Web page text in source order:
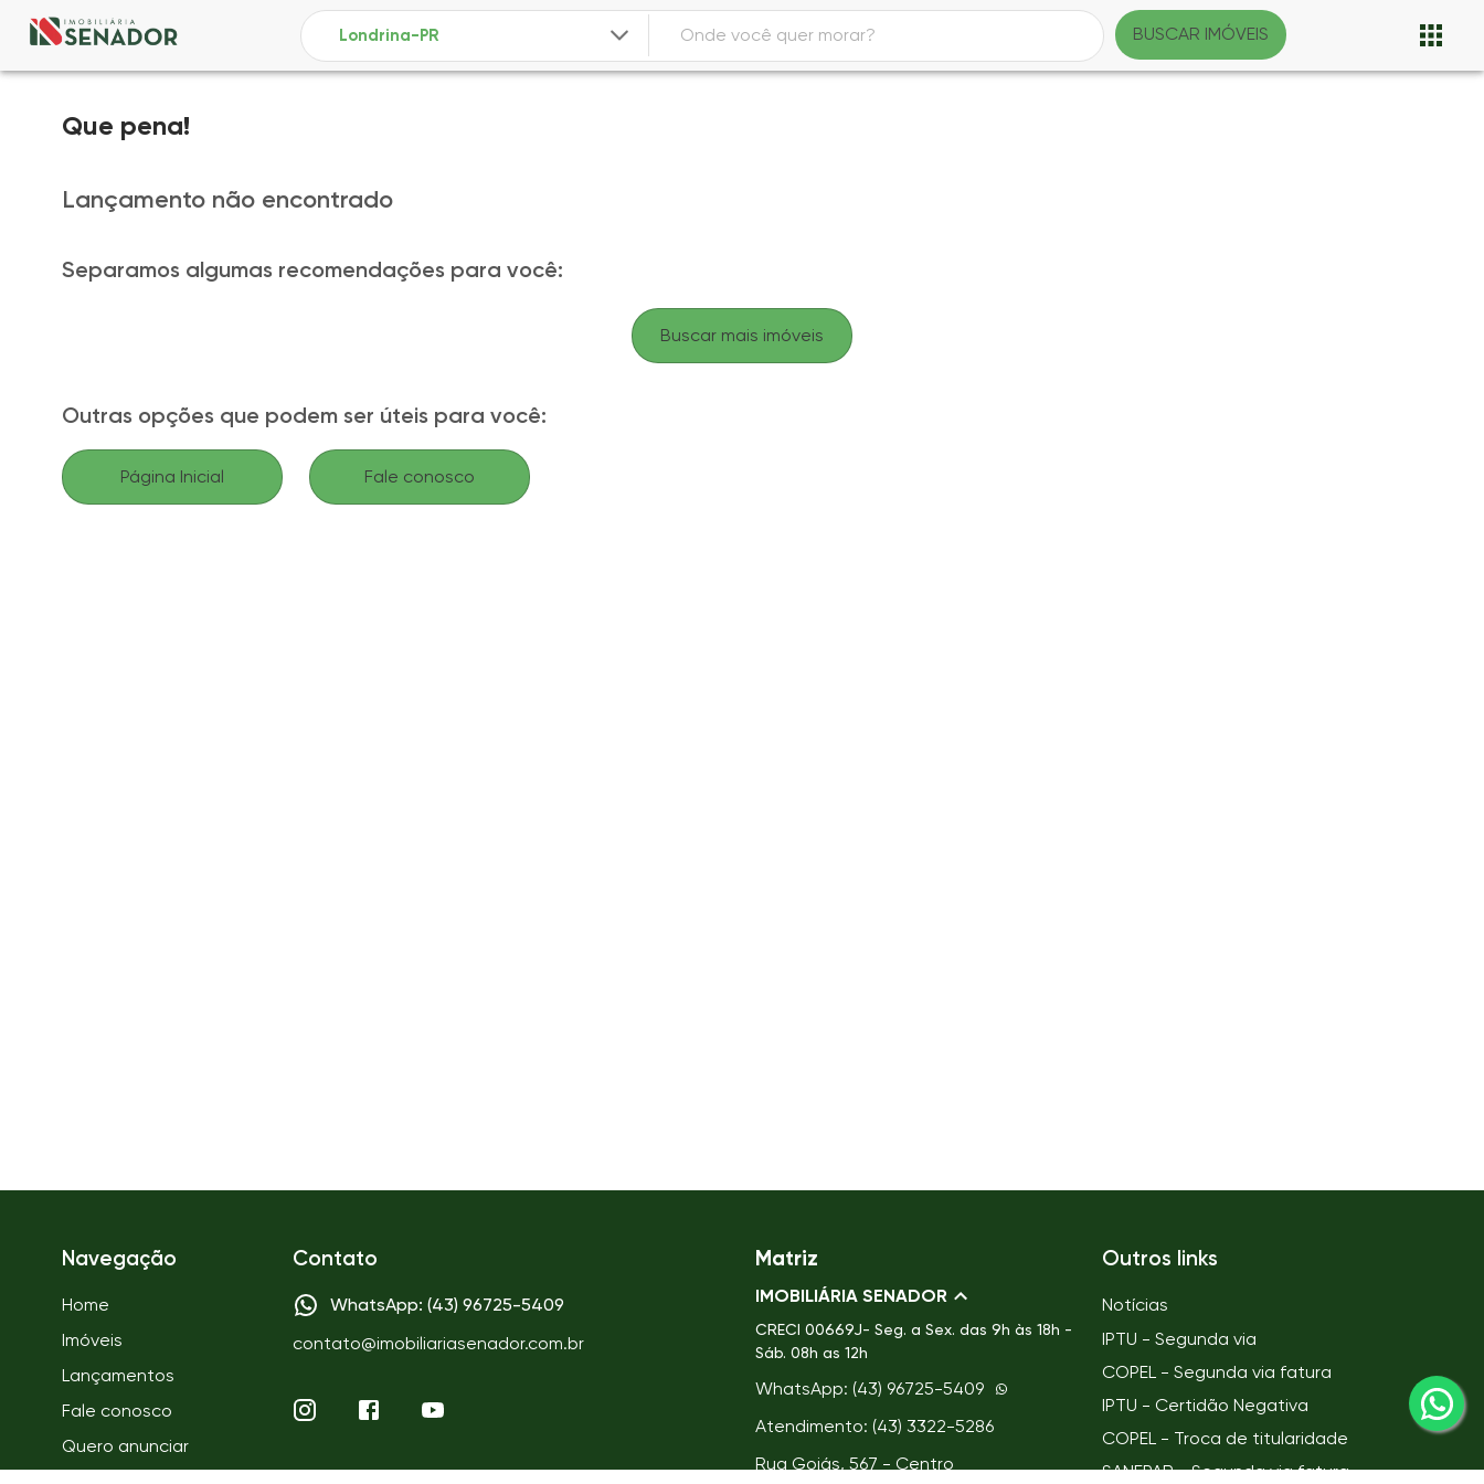
BUSCAR IMÓVEIS
Que pena!
Lançamento não encontrado
Separamos algumas recomendações para você:
Buscar mais imóveis
Outras opções que podem ser úteis para você:
Página Inicial Fale conosco
Navegação
Home
Imóveis
Lançamentos
Fale conosco
Quero anunciar
Contato
WhatsApp: (43) 96725-5409
contato@imobiliariasenador.com.br
Matriz
IMOBILIÁRIA SENADOR
CRECI 00669J- Seg. a Sex. das 9h às 18h -
Sáb. 08h as 12h
WhatsApp: (43) 96725-5409
Atendimento: (43) 3322-5286
Rua Goiás, 567 - Centro
Outros links
Notícias
IPTU - Segunda via
COPEL - Segunda via fatura
IPTU - Certidão Negativa
COPEL - Troca de titularidade
SANEPAR - Segunda via fatura